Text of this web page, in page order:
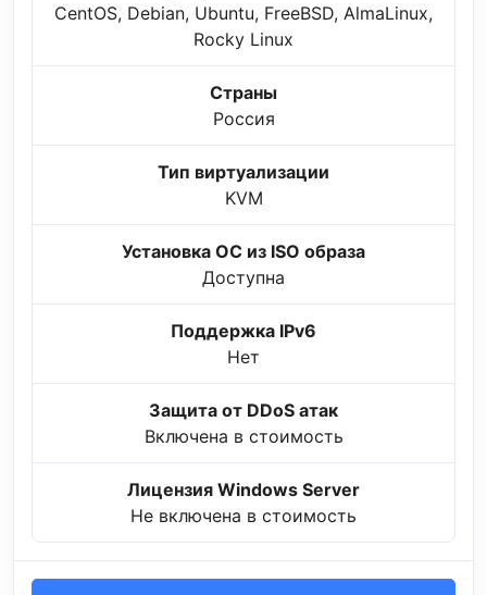
CentOS, Debian, Ubuntu, FreeBSD, AlmaLinux,
Rocky Linux
Страны
Россия
Тип виртуализации
KVM
Установка ОС из ISO образа
Доступна
Поддержка IPv6
Нет
Защита от DDoS атак
Включена в стоимость
Лицензия Windows Server
Не включена в стоимость